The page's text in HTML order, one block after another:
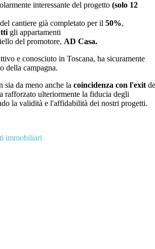
interessante del progetto (solo 12
cantiere già completato per il 50%,
gli appartamenti
del promotore, AD Casa.
e conosciuto in Toscana, ha sicuramente
della campagna.
sia da meno anche la coincidenza con l'exit
rafforzato ulteriormente la fiducia degli
la validità e l'affidabilità dei nostri progetti.
immobiliari